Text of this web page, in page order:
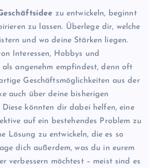
zu entwickeln, beginnt
zu lassen. Überlege dir, welche
und wo deine Stärken liegen.
Interessen, Hobbys und
als angenehm empfindest, denn oft
Geschäftsmöglichkeiten aus der
auch über deine bisherigen
Diese könnten dir dabei helfen, eine
auf ein bestehendes Problem zu
Lösung zu entwickeln, die es so
dich außerdem, was du in eurem
verbessern möchtest – meist sind es